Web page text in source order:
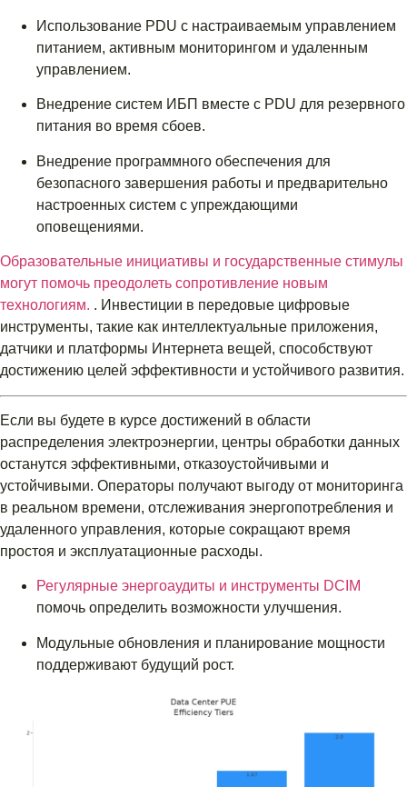
Использование PDU с настраиваемым управлением
питанием, активным мониторингом и удаленным
управлением.
Внедрение систем ИБП вместе с PDU для резервного
питания во время сбоев.
Внедрение программного обеспечения для
безопасного завершения работы и предварительно
настроенных систем с упреждающими
оповещениями.
Образовательные инициативы и государственные стимулы
могут помочь преодолеть сопротивление новым
технологиям. . Инвестиции в передовые цифровые
инструменты, такие как интеллектуальные приложения,
датчики и платформы Интернета вещей, способствуют
достижению целей эффективности и устойчивого развития.
Если вы будете в курсе достижений в области
распределения электроэнергии, центры обработки данных
останутся эффективными, отказоустойчивыми и
устойчивыми. Операторы получают выгоду от мониторинга
в реальном времени, отслеживания энергопотребления и
удаленного управления, которые сокращают время
простоя и эксплуатационные расходы.
Регулярные энергоаудиты и инструменты DCIM
помочь определить возможности улучшения.
Модульные обновления и планирование мощности
поддерживают будущий рост.